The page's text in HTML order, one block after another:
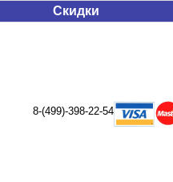
Скидки
8-(499)-398-22-54